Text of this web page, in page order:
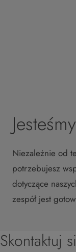
Niezależnie od
potrzebujesz
dotyczące
zespół jest
Skontaktuj